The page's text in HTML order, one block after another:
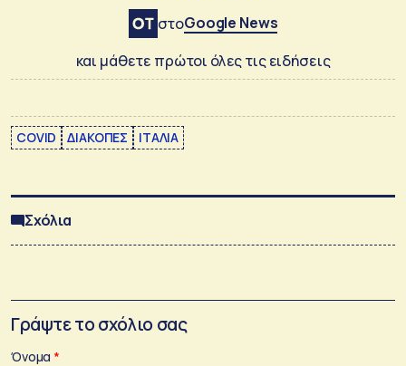
στοGoogle News
και μάθετε πρώτοι όλες τις ειδήσεις
COVID ΔΙΑΚΟΠΕΣ ΙΤΑΛΙΑ
Σχόλια
Γράψτε το σχόλιο σας
Όνομα